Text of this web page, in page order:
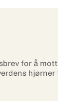
for å
hjørner